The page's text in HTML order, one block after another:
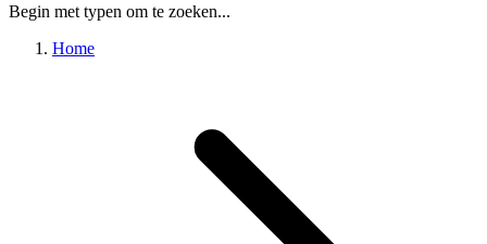
Begin met typen om te zoeken...
Home